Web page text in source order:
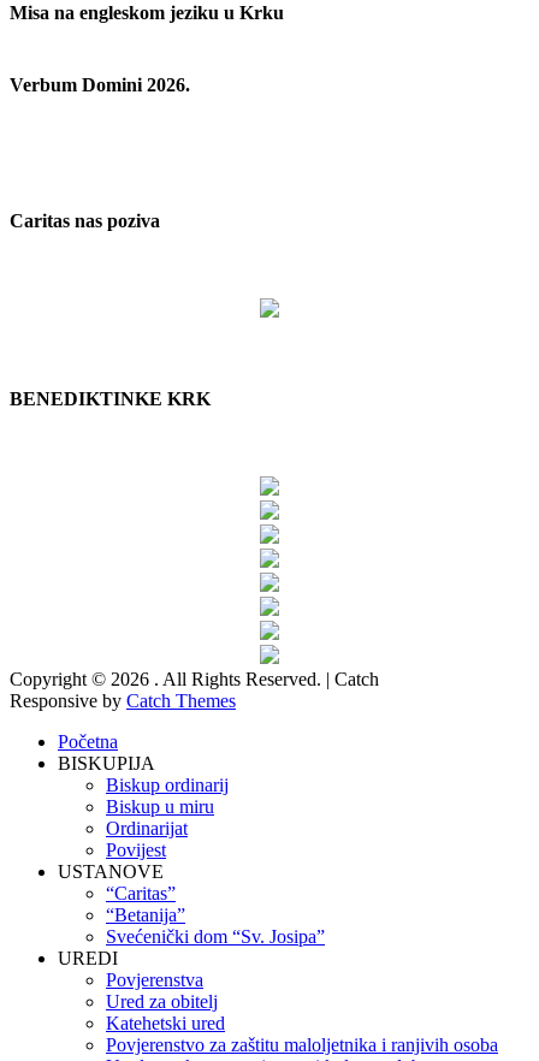
Misa na engleskom jeziku u Krku
Verbum Domini 2026.
Caritas nas poziva
BENEDIKTINKE KRK
Copyright © 2026 . All Rights Reserved. | Catch
Responsive by Catch Themes
Početna
BISKUPIJA
Biskup ordinarij
Biskup u miru
Ordinarijat
Povijest
USTANOVE
“Caritas”
“Betanija”
Svećenički dom “Sv. Josipa”
UREDI
Povjerenstva
Ured za obitelj
Katehetski ured
Povjerenstvo za zaštitu maloljetnika i ranjivih osoba